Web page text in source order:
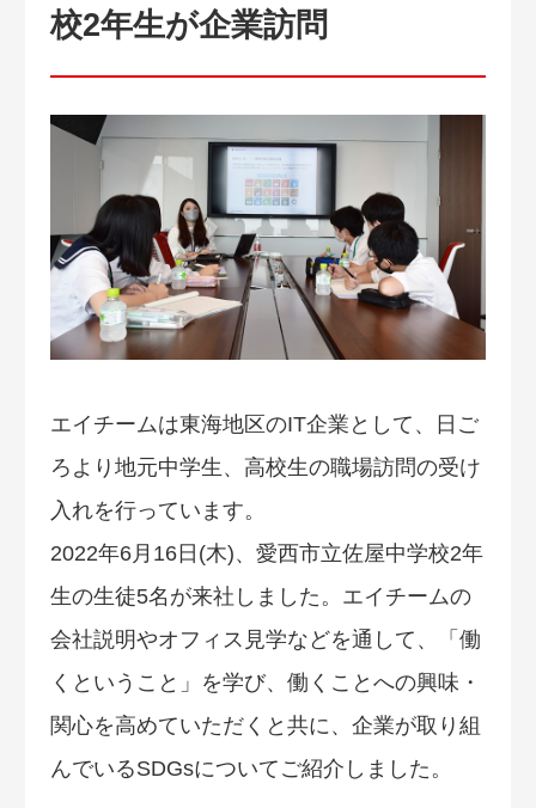
校2年生が企業訪問
エイチームは東海地区のIT企業として、日ご
ろより地元中学生、高校生の職場訪問の受け
入れを行っています。
2022年6月16日(木)、愛西市立佐屋中学校2年
生の生徒5名が来社しました。エイチームの
会社説明やオフィス見学などを通して、「働
くということ」を学び、働くことへの興味・
関心を高めていただくと共に、企業が取り組
んでいるSDGsについてご紹介しました。